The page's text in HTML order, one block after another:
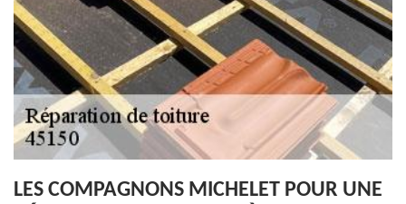
LES COMPAGNONS MICHELET POUR UNE